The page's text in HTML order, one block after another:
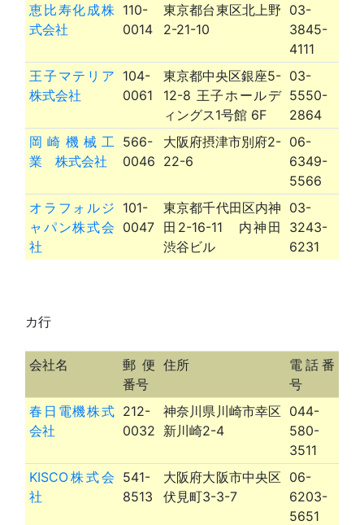
恵比寿化成株
式会社
110-
0014
東京都台東区北上野
2-21-10
03-
3845-
4111
王子マテリア
株式会社
104-
0061
東京都中央区銀座5-
12-8 王子ホールデ
ィングス1号館 6F
03-
5550-
2864
岡崎機械工
業 株式会社
566-
0046
大阪府摂津市別府2-
22-6
06-
6349-
5566
オラフォルジ
ャパン株式会
社
101-
0047
東京都千代田区内神
田2-16-11 内神田
渋谷ビル
03-
3243-
6231
カ行
会社名
郵便
番号
住所
電話番
号
春日電機株式
会社
212-
0032
神奈川県川崎市幸区
新川崎2-4
044-
580-
3511
KISCO株式会
社
541-
8513
大阪府大阪市中央区
伏見町3-3-7
06-
6203-
5651